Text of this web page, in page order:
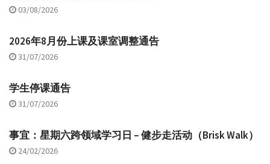
03/08/2026
2026年8月份上课及课室调整通告
31/07/2026
学生停课通告
31/07/2026
事宜：星期六跨领域学习日 – 健步走活动（Brisk Walk）
24/02/2026